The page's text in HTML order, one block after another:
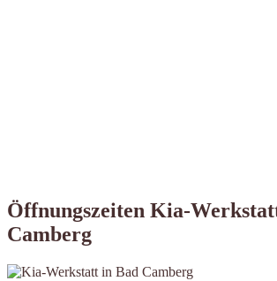
Öffnungszeiten Kia-
Camberg